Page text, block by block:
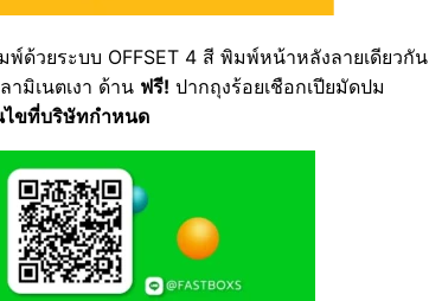
ด้วยระบบ OFFSET 4 สี พิมพ์หน้าหลังลายเดียวกัน
มิเนตเงา ด้าน ฟรี! ปากถุงร้อยเชือกเปียมัดปม
ไขที่บริษัทกำหนด